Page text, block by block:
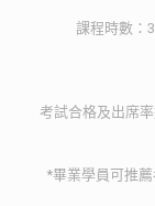
課程時數：
考試合格及出席
*畢業學員可推